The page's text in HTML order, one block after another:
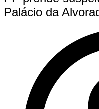
Palácio da